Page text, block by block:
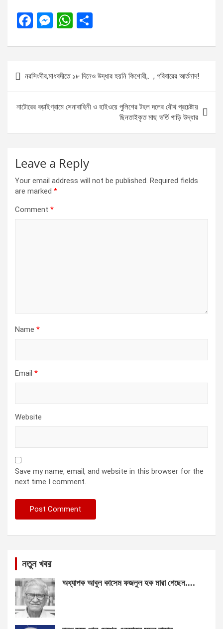
F
ce
b
o
o
M
se
n
g
er
W
at
A
p
ar
e
Post
navigation
নরসিংদীর,মাধবদীতে ১৮ দিনেও উদ্ধার হয়নি কিশোরী,. , পরিবারের আর্তনাদ!
নাটোরের বড়াইগ্রামে সেনাবাহিনী ও হাইওয়ে পুলিশের টহল দলের যৌথ প্রচেষ্টায়
ছিনতাইকৃত মাছ ভর্তি গাড়ি উদ্ধার
Leave a Reply
Your email address will not be published. Required fields
are marked *
Comment *
Name *
Email *
Website
Save my name, email, and website in this browser for the
next time I comment.
নতুন খবর
অধ্যাপক আবুল কাসেম ফজলুল হক মারা গেছেন….